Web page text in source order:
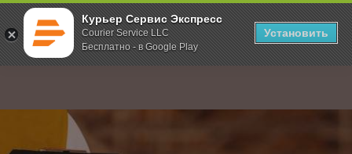
Курьер Сервис Экспресс
Courier Service LLC
Бесплатно - в Google Play
Установить
; Главная О компании Новости Retail.ru: Рынок складской